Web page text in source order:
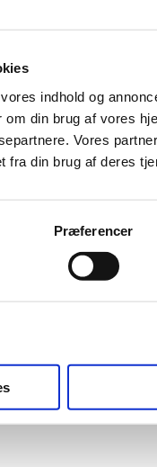
indhold og
din brug af vores
Vores
fra din brug af deres
Præferencer